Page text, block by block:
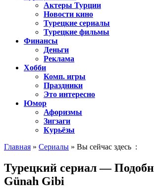
Актеры Турции
Новости кино
Турецкие сериалы
Турецкие фильмы
Финансы
Деньги
Реклама
Хобби
Комп. игры
Праздники
Это интересно
Юмор
Афоризмы
Зигзаги
Курьёзы
Главная » Сериалы » Вы сейчас здесь :
Турецкий сериал —
Günah Gibi